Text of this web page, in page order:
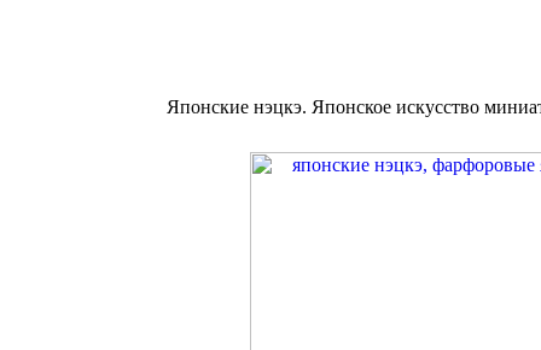
Японские нэцкэ. Японское искусство